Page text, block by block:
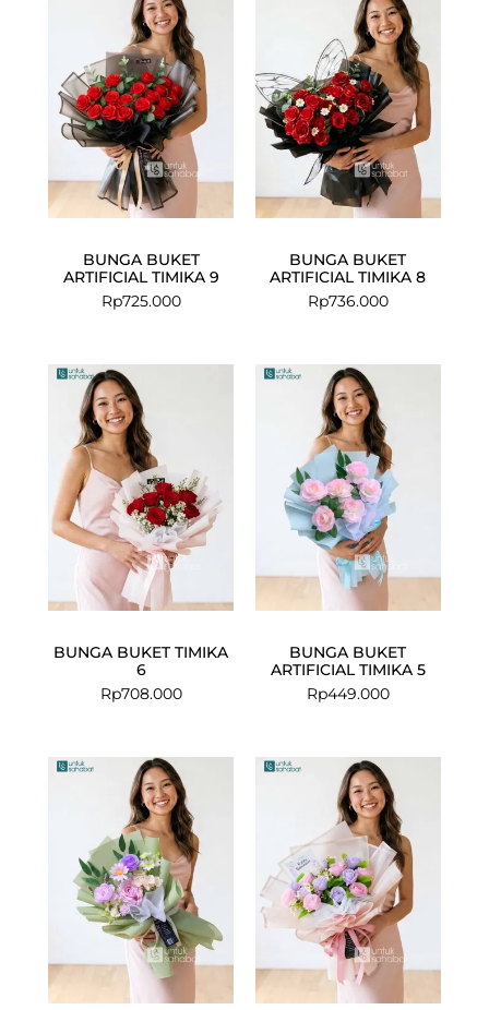
BUNGA BUKET
ARTIFICIAL TIMIKA 9
Rp725.000
BUNGA BUKET
ARTIFICIAL TIMIKA 8
Rp736.000
BUNGA BUKET TIMIKA
6
Rp708.000
BUNGA BUKET
ARTIFICIAL TIMIKA 5
Rp449.000